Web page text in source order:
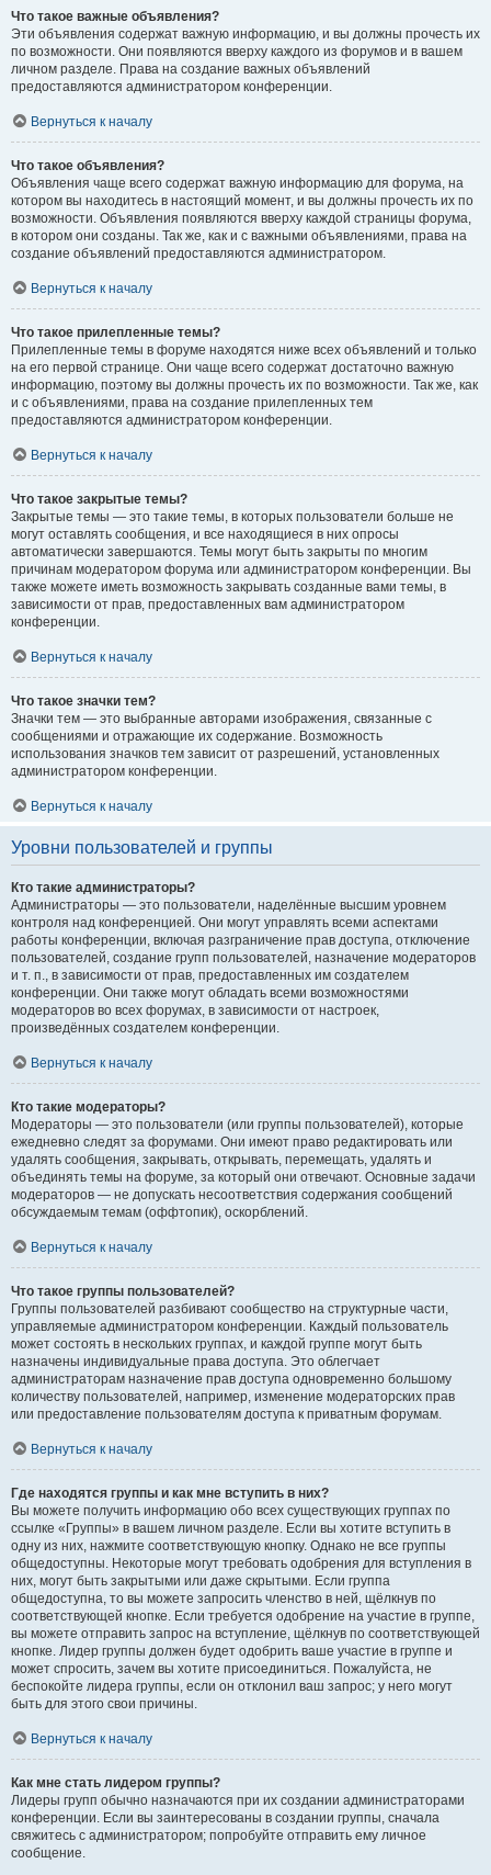
Что такое важные объявления?
Эти объявления содержат важную информацию, и вы должны прочесть их
по возможности. Они появляются вверху каждого из форумов и в вашем
личном разделе. Права на создание важных объявлений
предоставляются администратором конференции.
Вернуться к началу
Что такое объявления?
Объявления чаще всего содержат важную информацию для форума, на
котором вы находитесь в настоящий момент, и вы должны прочесть их по
возможности. Объявления появляются вверху каждой страницы форума,
в котором они созданы. Так же, как и с важными объявлениями, права на
создание объявлений предоставляются администратором.
Вернуться к началу
Что такое прилепленные темы?
Прилепленные темы в форуме находятся ниже всех объявлений и только
на его первой странице. Они чаще всего содержат достаточно важную
информацию, поэтому вы должны прочесть их по возможности. Так же, как
и с объявлениями, права на создание прилепленных тем
предоставляются администратором конференции.
Вернуться к началу
Что такое закрытые темы?
Закрытые темы — это такие темы, в которых пользователи больше не
могут оставлять сообщения, и все находящиеся в них опросы
автоматически завершаются. Темы могут быть закрыты по многим
причинам модератором форума или администратором конференции. Вы
также можете иметь возможность закрывать созданные вами темы, в
зависимости от прав, предоставленных вам администратором
конференции.
Вернуться к началу
Что такое значки тем?
Значки тем — это выбранные авторами изображения, связанные с
сообщениями и отражающие их содержание. Возможность
использования значков тем зависит от разрешений, установленных
администратором конференции.
Вернуться к началу
Уровни пользователей и группы
Кто такие администраторы?
Администраторы — это пользователи, наделённые высшим уровнем
контроля над конференцией. Они могут управлять всеми аспектами
работы конференции, включая разграничение прав доступа, отключение
пользователей, создание групп пользователей, назначение модераторов
и т. п., в зависимости от прав, предоставленных им создателем
конференции. Они также могут обладать всеми возможностями
модераторов во всех форумах, в зависимости от настроек,
произведённых создателем конференции.
Вернуться к началу
Кто такие модераторы?
Модераторы — это пользователи (или группы пользователей), которые
ежедневно следят за форумами. Они имеют право редактировать или
удалять сообщения, закрывать, открывать, перемещать, удалять и
объединять темы на форуме, за который они отвечают. Основные задачи
модераторов — не допускать несоответствия содержания сообщений
обсуждаемым темам (оффтопик), оскорблений.
Вернуться к началу
Что такое группы пользователей?
Группы пользователей разбивают сообщество на структурные части,
управляемые администратором конференции. Каждый пользователь
может состоять в нескольких группах, и каждой группе могут быть
назначены индивидуальные права доступа. Это облегчает
администраторам назначение прав доступа одновременно большому
количеству пользователей, например, изменение модераторских прав
или предоставление пользователям доступа к приватным форумам.
Вернуться к началу
Где находятся группы и как мне вступить в них?
Вы можете получить информацию обо всех существующих группах по
ссылке «Группы» в вашем личном разделе. Если вы хотите вступить в
одну из них, нажмите соответствующую кнопку. Однако не все группы
общедоступны. Некоторые могут требовать одобрения для вступления в
них, могут быть закрытыми или даже скрытыми. Если группа
общедоступна, то вы можете запросить членство в ней, щёлкнув по
соответствующей кнопке. Если требуется одобрение на участие в группе,
вы можете отправить запрос на вступление, щёлкнув по соответствующей
кнопке. Лидер группы должен будет одобрить ваше участие в группе и
может спросить, зачем вы хотите присоединиться. Пожалуйста, не
беспокойте лидера группы, если он отклонил ваш запрос; у него могут
быть для этого свои причины.
Вернуться к началу
Как мне стать лидером группы?
Лидеры групп обычно назначаются при их создании администраторами
конференции. Если вы заинтересованы в создании группы, сначала
свяжитесь с администратором; попробуйте отправить ему личное
сообщение.